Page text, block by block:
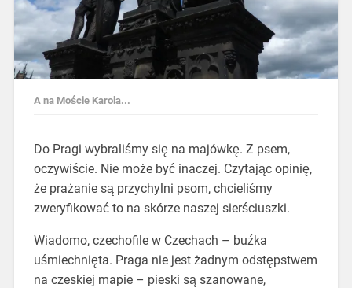
A na Moście Karola...
Do Pragi wybraliśmy się na majówkę. Z psem,
oczywiście. Nie może być inaczej. Czytając opinię,
że prażanie są przychylni psom, chcieliśmy
zweryfikować to na skórze naszej sierściuszki.
Wiadomo, czechofile w Czechach – buźka
uśmiechnięta. Praga nie jest żadnym odstępstwem
na czeskiej mapie – pieski są szanowane,